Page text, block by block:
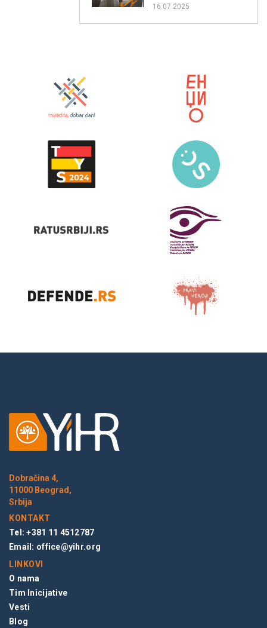
16.07.2025
Dobračina 4,
11000 Beograd,
Srbija
KONTAKT
Tel: +381 11 4512787
Email: office@yihr.org
LINKOVI
O nama
Tim Inicijative
Vesti
Blog